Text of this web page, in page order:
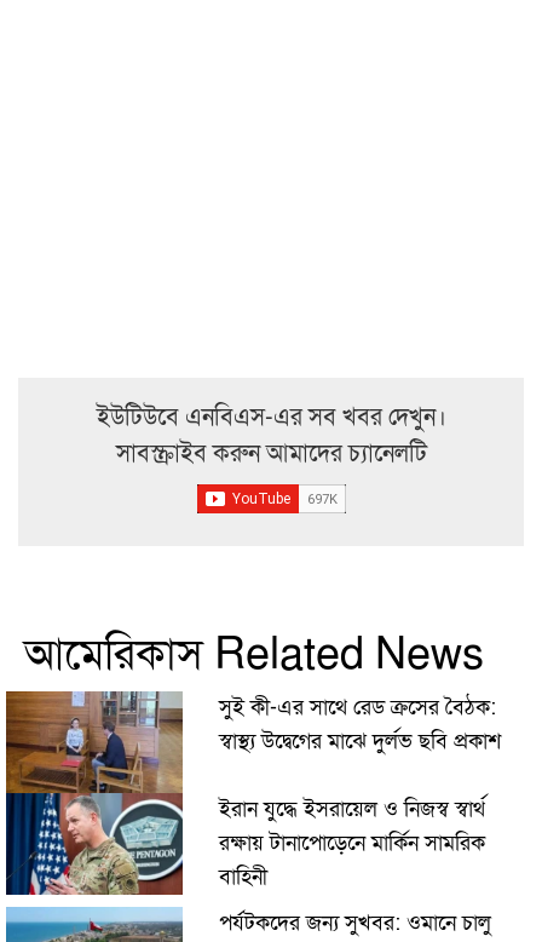
ইউটিউবে এনবিএস-এর সব খবর দেখুন।
সাবস্ক্রাইব করুন আমাদের চ্যানেলটি
আমেরিকাস Related News
সুই কী-এর সাথে রেড ক্রসের বৈঠক:
স্বাস্থ্য উদ্বেগের মাঝে দুর্লভ ছবি প্রকাশ
ইরান যুদ্ধে ইসরায়েল ও নিজস্ব স্বার্থ
রক্ষায় টানাপোড়েনে মার্কিন সামরিক
বাহিনী
পর্যটকদের জন্য সুখবর: ওমানে চালু